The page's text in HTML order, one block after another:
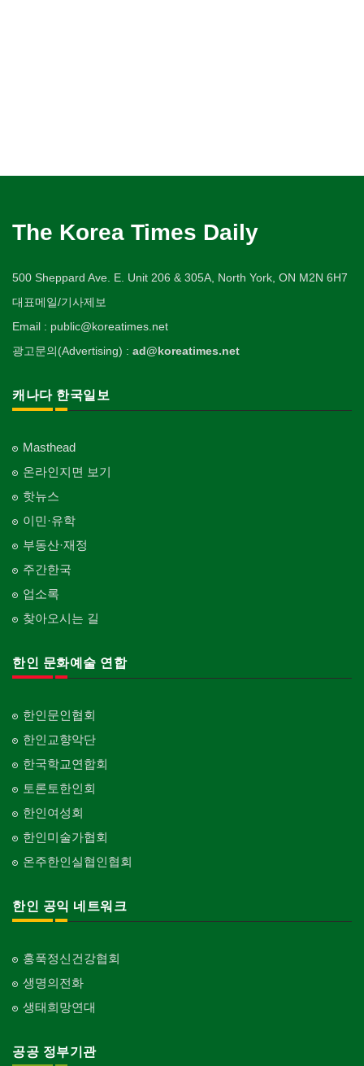
The Korea Times Daily
500 Sheppard Ave. E. Unit 206 & 305A, North York, ON M2N 6H7
대표메일/기사제보
Email : public@koreatimes.net
광고문의(Advertising) : ad@koreatimes.net
캐나다 한국일보
Masthead
온라인지면 보기
핫뉴스
이민·유학
부동산·재정
주간한국
업소록
찾아오시는 길
한인 문화예술 연합
한인문인협회
한인교향악단
한국학교연합회
토론토한인회
한인여성회
한인미술가협회
온주한인실협인협회
한인 공익 네트워크
홍푹정신건강협회
생명의전화
생태희망연대
공공 정부기관